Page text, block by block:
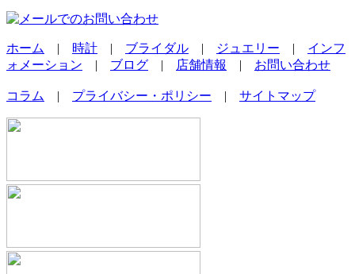
ホーム | 時計 | ブライダル | ジュエリー | インフ
ォメーション | ブログ | 店舗情報 | お問い合わせ
コラム | プライバシー・ポリシー | サイトマップ